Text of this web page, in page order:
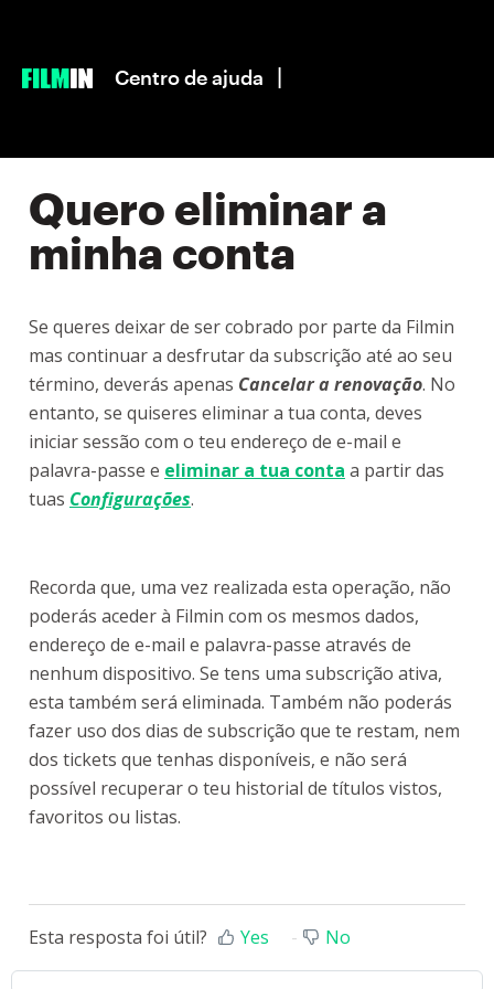
|
Centro de ajuda
Quero eliminar a
minha conta
Se queres deixar de ser cobrado por parte da Filmin
mas continuar a desfrutar da subscrição até ao seu
término, deverás apenas Cancelar a renovação. No
entanto, se quiseres eliminar a tua conta, deves
iniciar sessão com o teu endereço de e-mail e
palavra-passe e eliminar a tua conta a partir das
tuas Configurações.
Recorda que, uma vez realizada esta operação, não
poderás aceder à Filmin com os mesmos dados,
endereço de e-mail e palavra-passe através de
nenhum dispositivo. Se tens uma subscrição ativa,
esta também será eliminada. Também não poderás
fazer uso dos dias de subscrição que te restam, nem
dos tickets que tenhas disponíveis, e não será
possível recuperar o teu historial de títulos vistos,
favoritos ou listas.
Esta resposta foi útil? Yes No